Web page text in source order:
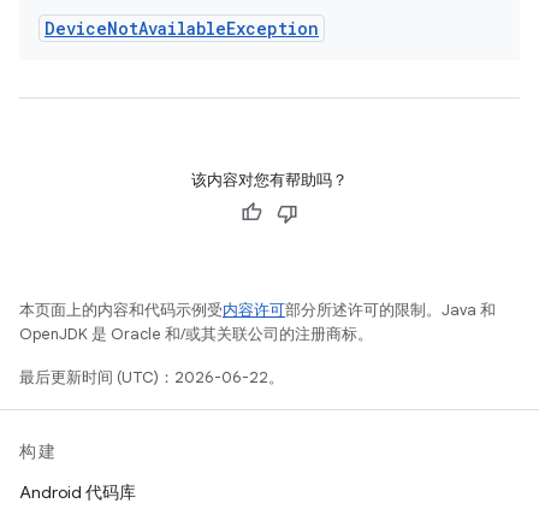
DeviceNotAvailableException
该内容对您有帮助吗？
本页面上的内容和代码示例受内容许可部分所述许可的限制。Java 和
OpenJDK 是 Oracle 和/或其关联公司的注册商标。
最后更新时间 (UTC)：2026-06-22。
构建
Android 代码库